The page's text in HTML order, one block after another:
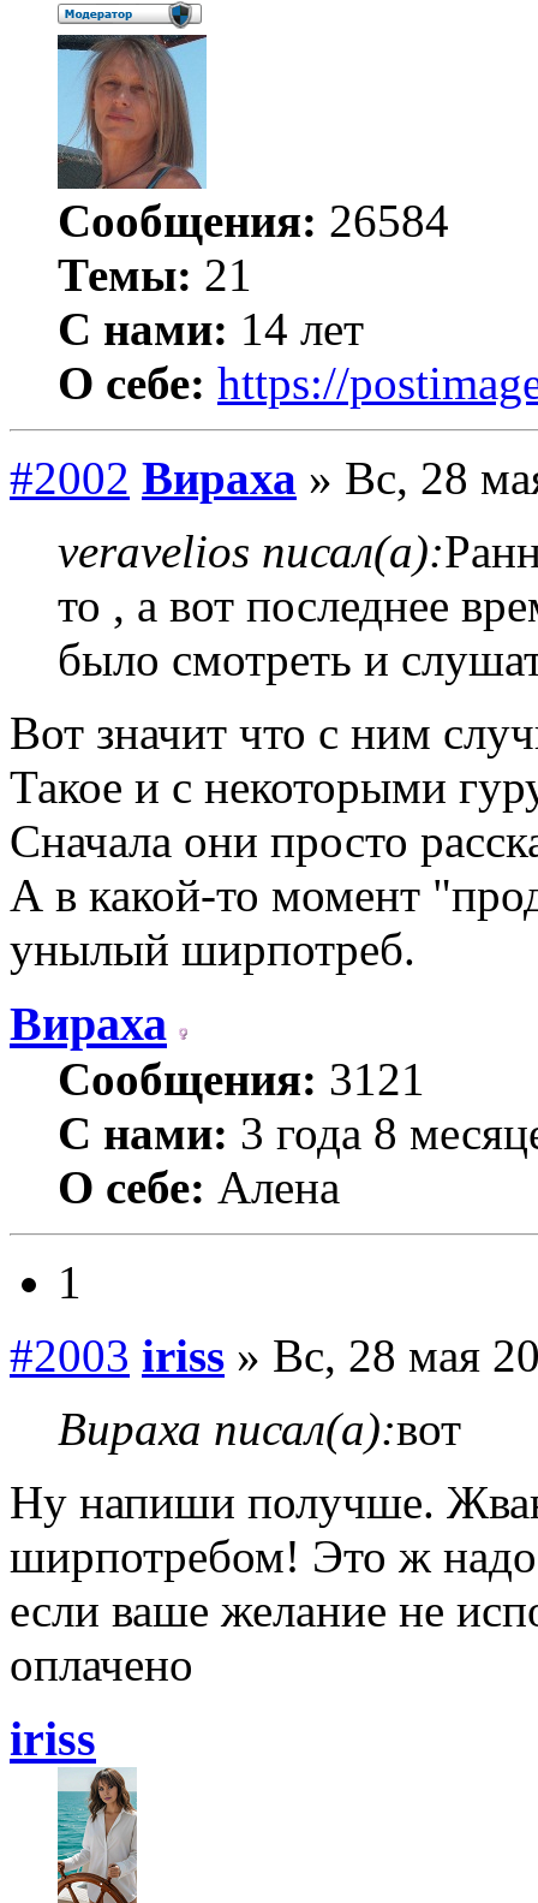
Сообщения: 26584
Темы: 21
С нами: 14 лет
О себе: https://
#2002 Вираха » Вс, 28
veravelios писал(а):
то , а вот последнее
было смотреть и
Вот значит что с ним
Такое и с некоторыми
Сначала они просто
А в какой-то момент
унылый ширпотреб.
Вираха
Сообщения: 3121
С нами: 3 года 8
О себе: Алена
1
#2003 iriss » Вс, 28 мая
Вираха писал(а):вот
Ну напиши получше.
ширпотребом! Это ж надо
если ваше желание не
оплачено
iriss